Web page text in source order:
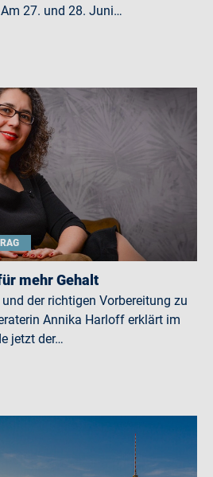
27. und 28. Juni…
mehr Gehalt
der richtigen Vorbereitung zu
Annika Harloff erklärt im
jetzt der…